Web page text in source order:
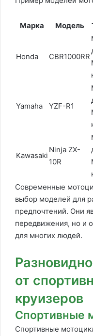
Марка Модель
Honda CBR1000RR
Yamaha YZF-R1
Kawasaki
Ninja ZX-
10R
Современные
выбор моделей для
предпочтений. Они
передвижения, но и
для многих людей.
от
круизеров
Спортивные
Спортивные